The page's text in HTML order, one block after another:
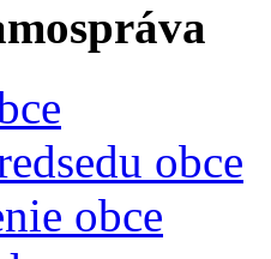
obce
obce